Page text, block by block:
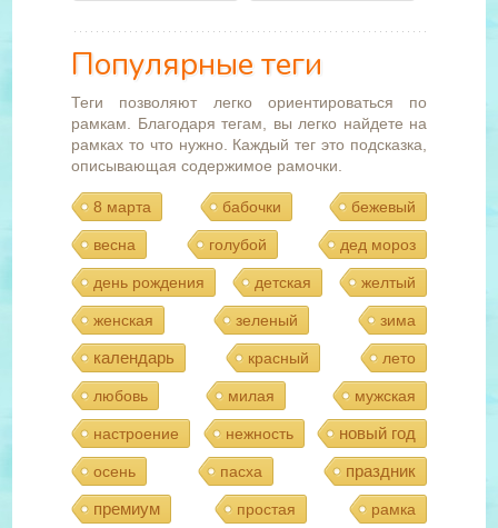
Популярные теги
Теги позволяют легко ориентироваться по
рамкам. Благодаря тегам, вы легко найдете на
рамках то что нужно. Каждый тег это подсказка,
описывающая содержимое рамочки.
8 марта бабочки бежевый
весна голубой дед мороз
день рождения детская желтый
женская зеленый зима
календарь красный лето
любовь милая мужская
настроение нежность новый год
осень пасха
праздник
премиум
простая рамка